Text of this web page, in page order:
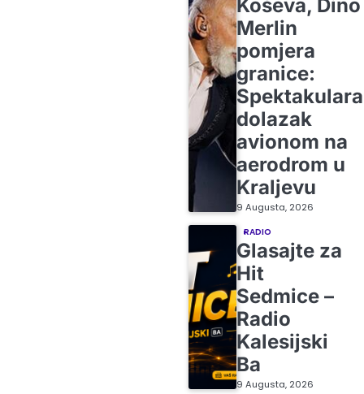
Koševa, Dino
Merlin
pomjera
granice:
dolazak
avionom na
aerodrom u
Kraljevu
9 Augusta, 2026
RADIO
Glasajte za
Hit
Sedmice –
Radio
Kalesijski
Ba
9 Augusta, 2026